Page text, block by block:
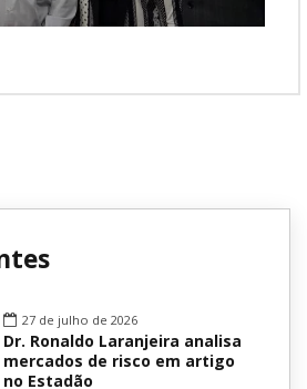
27 de julho de 2026
Dr. Ronaldo Laranjeira analisa
mercados de risco em artigo
no Estadão